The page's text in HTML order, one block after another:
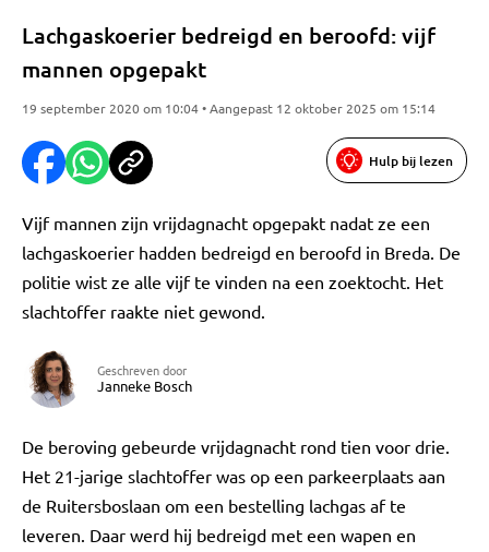
Lachgaskoerier bedreigd en beroofd: vijf
mannen opgepakt
19 september 2020 om 10:04 • Aangepast 12 oktober 2025 om 15:14
Hulp bij lezen
Vijf mannen zijn vrijdagnacht opgepakt nadat ze een
lachgaskoerier hadden bedreigd en beroofd in Breda. De
politie wist ze alle vijf te vinden na een zoektocht. Het
slachtoffer raakte niet gewond.
Geschreven door
Janneke Bosch
De beroving gebeurde vrijdagnacht rond tien voor drie.
Het 21-jarige slachtoffer was op een parkeerplaats aan
de Ruitersboslaan om een bestelling lachgas af te
leveren. Daar werd hij bedreigd met een wapen en